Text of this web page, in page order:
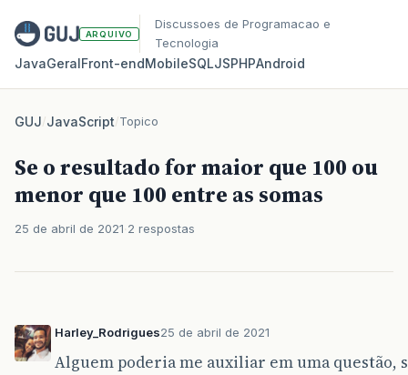
ARQUIVO
Discussoes de Programacao e
Tecnologia
JavaGeralFront‑endMobileSQLJSPHPAndroid
GUJ/JavaScript/Topico
Se o resultado for maior que 100 ou
menor que 100 entre as somas
25 de abril de 2021 2 respostas
Harley_Rodrigues25 de abril de 2021
Alguem poderia me auxiliar em uma questão,